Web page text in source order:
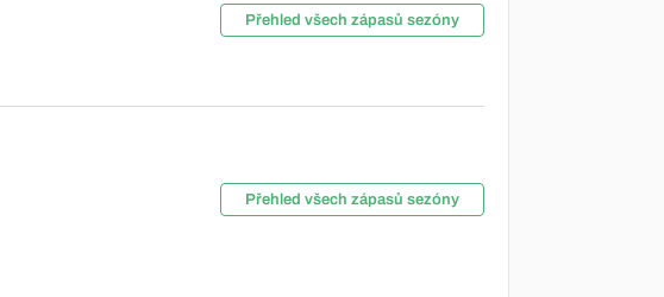
Přehled všech zápasů sezóny
Přehled všech zápasů sezóny